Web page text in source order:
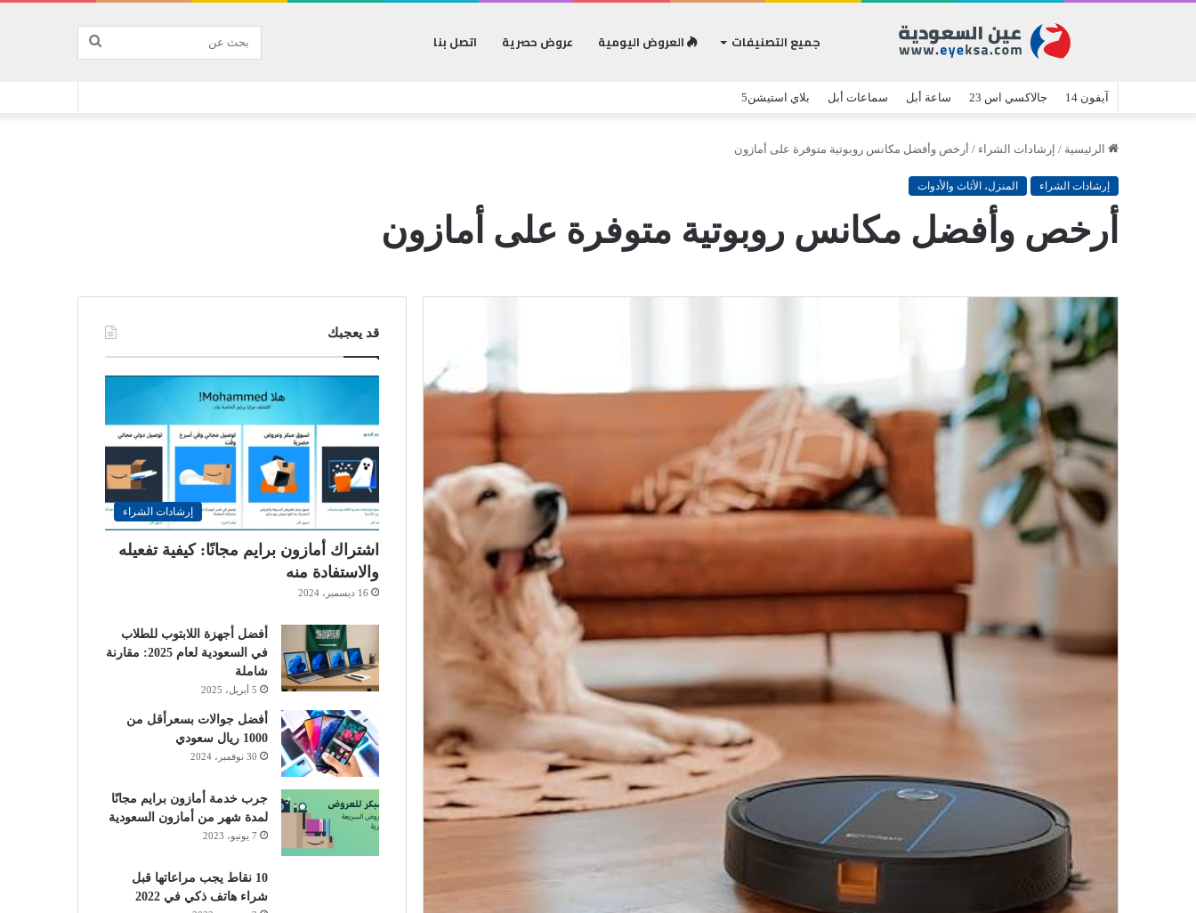
جميع التصنيفات العروض اليومية عروض حصرية اتصل بنا بحث
آيفون 14 جالاكسي اس 23 ساعة أبل سماعات أبل بلاي استيشن5
الرئيسية / إرشادات الشراء / أرخص وأفضل مكانس روبوتية متوفرة على أمازون
إرشادات الشراء المنزل، الأثاث والأدوات
أرخص وأفضل مكانس روبوتية متوفرة على أمازون
قد يعجبك
إرشادات الشراء
اشتراك أمازون برايم مجانًا: كيفية تفعيله
والاستفادة منه
16 ديسمبر، 2024
أفضل أجهزة اللابتوب للطلاب
في السعودية لعام 2025: مقارنة
شاملة
5 أبريل، 2025
أفضل جوالات بسعرأقل من
1000 ريال سعودي
30 نوفمبر، 2024
جرب خدمة أمازون برايم مجانًا
لمدة شهر من أمازون السعودية
7 يونيو، 2023
10 نقاط يجب مراعاتها قبل
شراء هاتف ذكي في 2022